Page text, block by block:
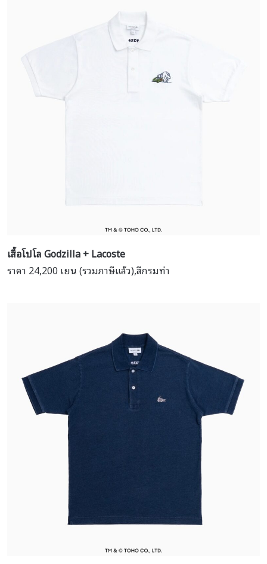
เสื้อโปโล Godzilla + Lacoste
ราคา 24,200 เยน (รวมภาษีแล้ว),สีกรมท่า